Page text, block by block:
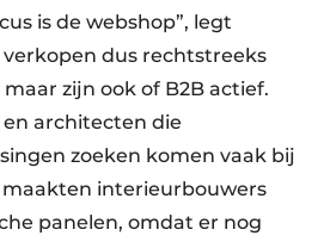
is de webshop”, legt
verkopen dus rechtstreeks
zijn ook of B2B actief.
architecten die
zoeken komen vaak bij
maakten interieurbouwers
panelen, omdat er nog